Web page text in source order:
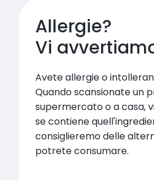
Allergie?
Vi
Avete allergie o
Quando scansionate un
supermercato o a casa,
se contiene
consiglieremo delle
potrete consumare.